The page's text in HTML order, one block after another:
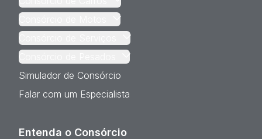
Consórcio de Motos
Consórcio de Serviços
Consórcio de Pesados
Simulador de Consórcio
Falar com um Especialista
Entenda o Consórcio